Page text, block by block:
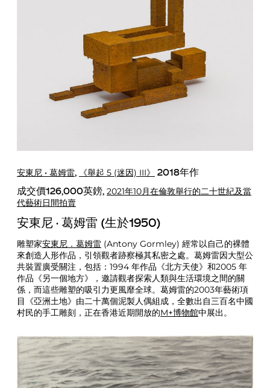
安東尼 · 葛姆雷, 《舉起 5 (迷因) III》
2018年作
成交價126,000英鎊, 2021年10月在倫敦舉行的二十世紀及當
代藝術日間拍賣
安東尼 · 葛姆雷 (生於1950)
雕塑家安東尼．葛姆雷 (Antony Gormley) 經常以自己的裸體
來創造人形作品，引領觀者跡察極其私密之處。葛姆雷因大型公
共裝置廣受關注，包括：1994 年作品《北方天使》和2005 年
作品《另一個地方》，邀請觀者探索人類與生活環境之間的關
係，而這些雕塑的吸引力更風靡全球。葛姆雷的2003年藝術項
目《亞洲土地》由二十萬個泥製人偶組成，全數出自三百名中國
村民的手工雕刻，正在香港近期開放的M+博物館中展出。